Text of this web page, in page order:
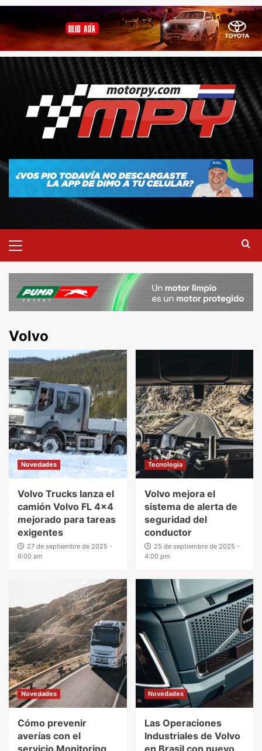
Volvo
Novedades
Volvo Trucks lanza el
camión Volvo FL 4×4
mejorado para tareas
exigentes
27 de septiembre de 2025 -
9:00 am
Tecnologia
Volvo mejora el
sistema de alerta de
seguridad del
conductor
25 de septiembre de 2025 -
4:00 pm
Novedades
Cómo prevenir
averías con el
servicio Monitoring
Novedades
Las Operaciones
Industriales de Volvo
en Brasil con nuevo